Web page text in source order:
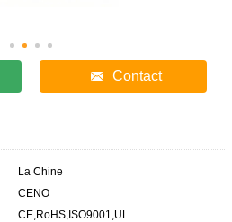
Contact
La Chine
CENO
CE,RoHS,ISO9001,UL